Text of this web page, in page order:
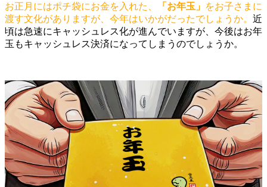
お正月にはポチ袋にお金を入れた、 「お年玉」 をお子さまに
渡す文化がありますが、今年はいかがだったでしょうか。 近
頃は急速にキャッシュレス化が進んでいますが、今後はお年
玉もキャッシュレス決済になってしまうのでしょうか。